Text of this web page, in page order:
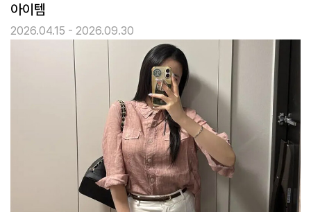
아이템
2026.04.15 - 2026.09.30